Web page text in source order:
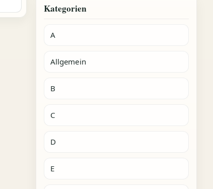
Kategorien
A
Allgemein
B
C
D
E